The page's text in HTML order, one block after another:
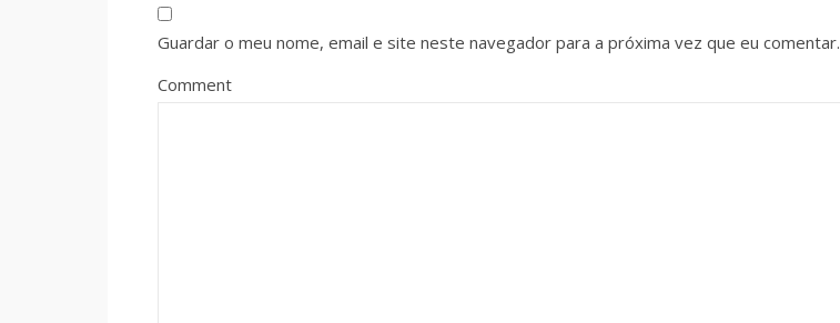
Guardar o meu nome, email e site neste navegador para a próxima vez que eu comentar.
Comment